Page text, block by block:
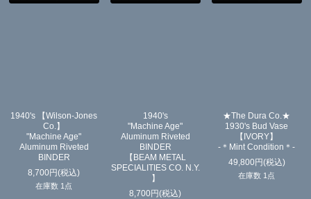
1940's 【Wilson-Jones
Co.】
"Machine Age"
Aluminum Riveted
BINDER
8,700円(税込)
在庫数 1点
1940's
"Machine Age"
Aluminum Riveted
BINDER
【BEAM METAL
SPECIALITIES CO. N.Y.
】
8,700円(税込)
★The Dura Co.★
1930's Bud Vase
【IVORY】
-＊Mint Condition＊-
49,800円(税込)
在庫数 1点